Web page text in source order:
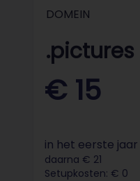
DOMEIN
.pictures
€ 15
in het eerste jaar
daarna € 21
Setupkosten: € 0